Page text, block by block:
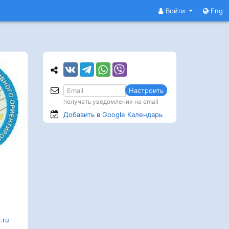
Войти Eng
Настроить
получать уведомления на email
Добавить в Google Календарь